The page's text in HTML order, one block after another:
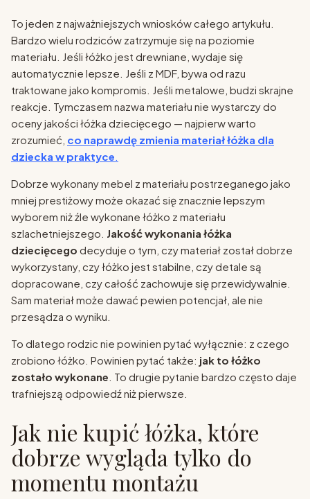
To jeden z najważniejszych wniosków całego artykułu.
Bardzo wielu rodziców zatrzymuje się na poziomie
materiału. Jeśli łóżko jest drewniane, wydaje się
automatycznie lepsze. Jeśli z MDF, bywa od razu
traktowane jako kompromis. Jeśli metalowe, budzi skrajne
reakcje. Tymczasem nazwa materiału nie wystarczy do
oceny jakości łóżka dziecięcego — najpierw warto
zrozumieć, co naprawdę zmienia materiał łóżka dla
dziecka w praktyce
Dobrze wykonany mebel z materiału postrzeganego jako
mniej prestiżowy może okazać się znacznie lepszym
wyborem niż źle wykonane łóżko z materiału
szlachetniejszego. Jakość wykonania łóżka
dziecięcego decyduje o tym, czy materiał został dobrze
wykorzystany, czy łóżko jest stabilne, czy detale są
dopracowane, czy całość zachowuje się przewidywalnie.
Sam materiał może dawać pewien potencjał, ale nie
przesądza o wyniku.
To dlatego rodzic nie powinien pytać wyłącznie: z czego
zrobiono łóżko. Powinien pytać także: jak to łóżko
zostało wykonane . To drugie pytanie bardzo często daje
trafniejszą odpowiedź niż pierwsze.
Jak nie kupić łóżka, które
dobrze wygląda tylko do
momentu montażu